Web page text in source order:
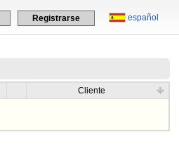
español
Registrarse
Cliente